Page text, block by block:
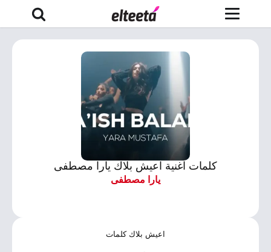
كلمات اغنية اعيش بلاك يارا مصطفى
يارا مصطفى
اعيش بلاك كلمات